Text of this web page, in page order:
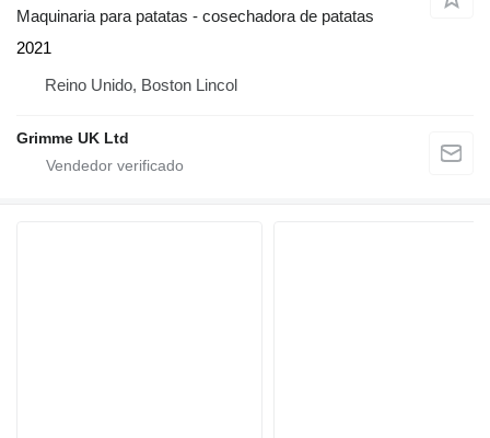
Maquinaria para patatas - cosechadora de patatas
2021
Reino Unido, Boston Lincol
Grimme UK Ltd